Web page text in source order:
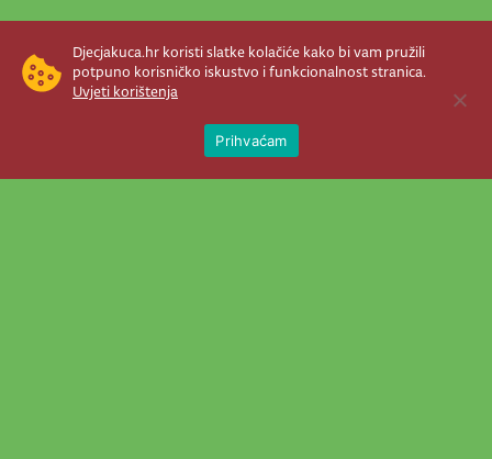
Djecjakuca.hr koristi slatke kolačiće kako bi vam pružili
potpuno korisničko iskustvo i funkcionalnost stranica.
Uvjeti korištenja
Prihvaćam